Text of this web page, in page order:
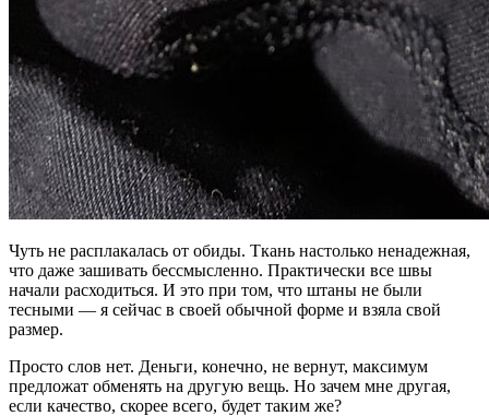
Чуть не расплакалась от обиды. Ткань настолько ненадежная,
что даже зашивать бессмысленно. Практически все швы
начали расходиться. И это при том, что штаны не были
тесными — я сейчас в своей обычной форме и взяла свой
размер.
Просто слов нет. Деньги, конечно, не вернут, максимум
предложат обменять на другую вещь. Но зачем мне другая,
если качество, скорее всего, будет таким же?